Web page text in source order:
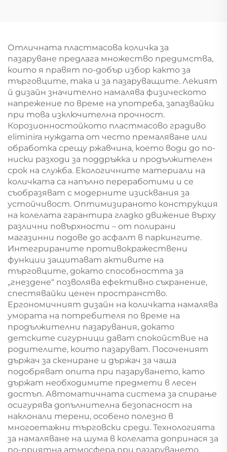
Отличната пластмасова количка за
пазаруване предлага множество предимства,
които я правят по-добър избор както за
търговците, така и за пазаруващите. Лекият
й дизайн значително намалява физическото
напрежение по време на употреба, запазвайки
при това изключителна прочност.
Корозионностойкото пластмасово градиво
eliminira нуждата от често премаляване или
обработка срещу ржавчина, което води до по-
ниски разходи за поддръжка и продължителен
срок на служба. Екологичните материали на
количката са напълно переработими и се
съобразяват с модерните изисквания за
устойчивост. Оптимизираното конструкция
на колелата гарантира гладко движение върху
различни повърхности – от полирани
магазинни подове до асфалт в паркингите.
Интегрираните противокражествени
функции защитават активите на
търговците, докато способността за
„гнездене“ позволява ефективно съхранение,
спестявайки ценен пространство.
Ергономичният дизайн на количката намалява
умората на потребителя по време на
продължителни пазарувания, докато
детските сигурници дават спокойствие на
родителите, които пазаруват. Посоченият
държач за скениране и държач за чаша
подобряват опита при пазаруването, като
държат необходимите предмети в лесен
достъп. Автоматичната система за спирање
осигурява допълнителна безопасност на
наклонали терени, особено полезно в
многоетажни търговски среди. Технологията
за намаляване на шума в колелата допринася за
по-приятна атмосфера при пазаруването,